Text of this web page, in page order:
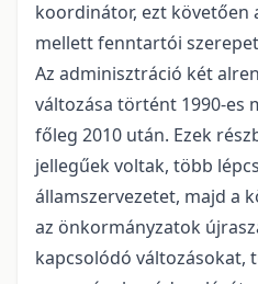
koordinátor, ezt követően
mellett fenntartói
Az adminisztráció két
változása történt 1990-es
főleg 2010 után. Ezek
jellegűek voltak, több
államszervezetet, majd a
az önkormányzatok
kapcsolódó változásokat,